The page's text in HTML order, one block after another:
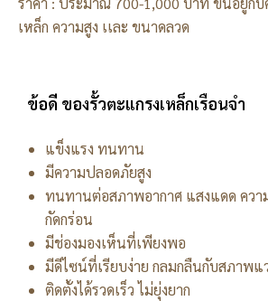
เหล็ก ความสูง เเละ ขนาดลวด
ข้อดี ของรั้วตะแกรงเหล็กเรือนจำ
แข็งแรง ทนทาน
มีความปลอดภัยสูง
ทนทานต่อสภาพอากาศ แสงแดด ควา
กัดกร่อน
มีช่องมองเห็นที่เพียงพอ
มีดีไซน์ที่เรียบง่าย กลมกลืนกับสภาพแ
ติดตั้งได้รวดเร็ว ไม่ยุ่งยาก